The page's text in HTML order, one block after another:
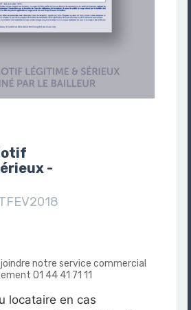
-
notre service commercial
01 44 41 71 11
locataire en cas